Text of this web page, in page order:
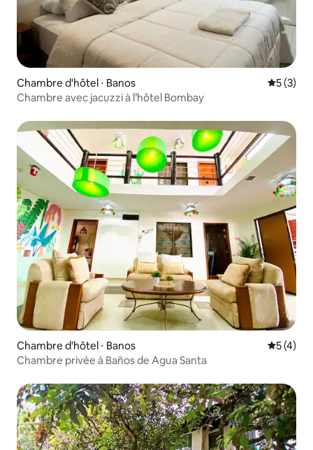
Chambre d'hôtel ⋅ Banos
5 (3)
Chambre avec jacuzzi à l’hôtel Bombay
Chambre d'hôtel ⋅ Banos
5 (4)
Chambre privée à Baños de Agua Santa